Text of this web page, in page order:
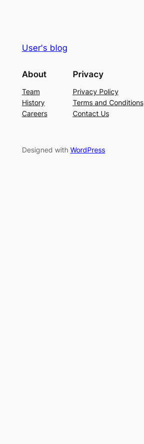
User's blog
About
Team
History
Careers
Privacy
Privacy Policy
Terms and Conditions
Contact Us
Designed with WordPress